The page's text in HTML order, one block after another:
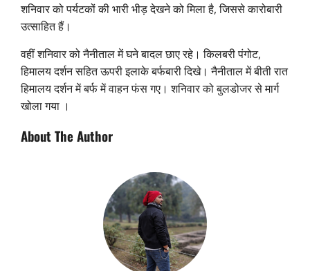
शनिवार को पर्यटकों की भारी भीड़ देखने को मिला है, जिससे कारोबारी
उत्साहित हैं।
वहीं शनिवार को नैनीताल में घने बादल छाए रहे। किलबरी पंगोट,
हिमालय दर्शन सहित ऊपरी इलाके बर्फबारी दिखे। नैनीताल में बीती रात
हिमालय दर्शन में बर्फ में वाहन फंस गए। शनिवार को बुलडोजर से मार्ग
खोला गया ।
About The Author